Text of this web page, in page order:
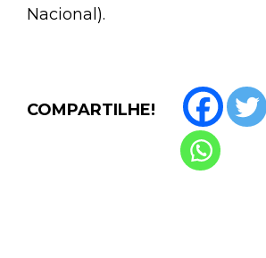
Nacional).
COMPARTILHE!